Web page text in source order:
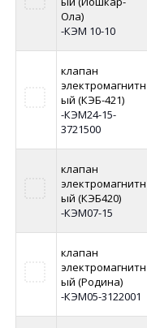
Ола)
-КЭМ 10-10
клапан
электромагнитн
ый (КЭБ-421)
-КЭМ24-15-
3721500
клапан
электромагнитн
ый (КЭБ420)
-КЭМ07-15
клапан
электромагнитн
ый (Родина)
-КЭМ05-3122001